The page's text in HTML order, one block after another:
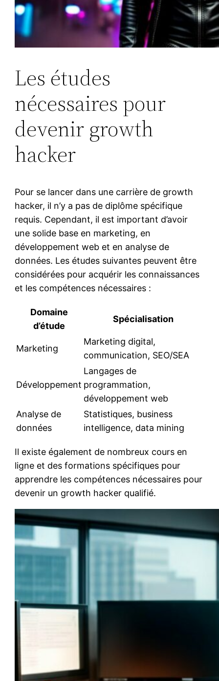
Les études
nécessaires pour
devenir growth
hacker
Pour se lancer dans une carrière de growth
hacker, il n’y a pas de diplôme spécifique
requis. Cependant, il est important d’avoir
une solide base en marketing, en
développement web et en analyse de
données. Les études suivantes peuvent être
considérées pour acquérir les connaissances
et les compétences nécessaires :
Domaine
d’étude
Spécialisation
Marketing
Marketing digital,
communication, SEO/SEA
Développement
Langages de
programmation,
développement web
Analyse de
données
Statistiques, business
intelligence, data mining
Il existe également de nombreux cours en
ligne et des formations spécifiques pour
apprendre les compétences nécessaires pour
devenir un growth hacker qualifié.